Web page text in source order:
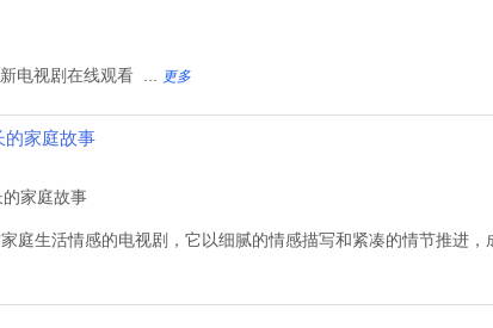
电视剧在线观看 ... 更多
家庭故事
庭生活情感的电视剧，它以细腻的情感描写和紧凑的情节推进